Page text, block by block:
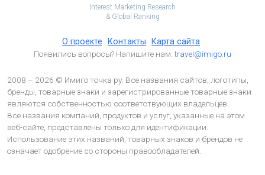
Interest Marketing Research
& Global Ranking
О проекте Контакты Карта сайта
Появились вопросы? Напишите нам:travel@imigo.ru
2008 – 2026 © Имиго точка ру. Все названия сайтов, логотипы,
бренды, товарные знаки и зарегистрированные товарные знаки
являются собственностью соответствующих владельцев.
Все названия компаний, продуктов и услуг, указанные на этом
веб-сайте, представлены только для идентификации.
Использование этих названий, товарных знаков и брендов не
означает одобрение со стороны правообладателей.